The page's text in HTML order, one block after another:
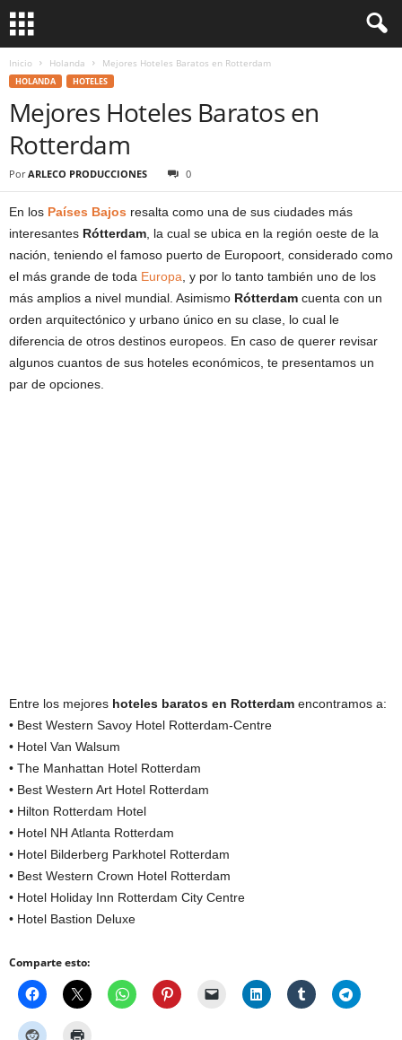
Inicio Holanda Mejores Hoteles Baratos en Rotterdam
HOLANDA HOTELES
Mejores Hoteles Baratos en
Rotterdam
Por ARLECO PRODUCCIONES 0
En los Países Bajos resalta como una de sus ciudades más
interesantes Rótterdam , la cual se ubica en la región oeste de la
nación, teniendo el famoso puerto de Europoort, considerado como
el más grande de toda Europa , y por lo tanto también uno de los
más amplios a nivel mundial. Asimismo Rótterdam cuenta con un
orden arquitectónico y urbano único en su clase, lo cual le
diferencia de otros destinos europeos. En caso de querer revisar
algunos cuantos de sus hoteles económicos, te presentamos un
par de opciones.
Entre los mejores hoteles baratos en Rotterdam encontramos a:
• Best Western Savoy Hotel Rotterdam-Centre
• Hotel Van Walsum
• The Manhattan Hotel Rotterdam
• Best Western Art Hotel Rotterdam
• Hilton Rotterdam Hotel
• Hotel NH Atlanta Rotterdam
• Hotel Bilderberg Parkhotel Rotterdam
• Best Western Crown Hotel Rotterdam
• Hotel Holiday Inn Rotterdam City Centre
• Hotel Bastion Deluxe
Comparte esto: